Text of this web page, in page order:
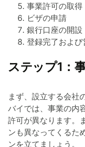
事業許可の取得
ビザの申請
銀行口座の開設
登録完了および
ステップ1：
まず、設立する会社
バイでは、事業の内
許可が異なります。
ンも異なってくるた
ンを立てましょう。